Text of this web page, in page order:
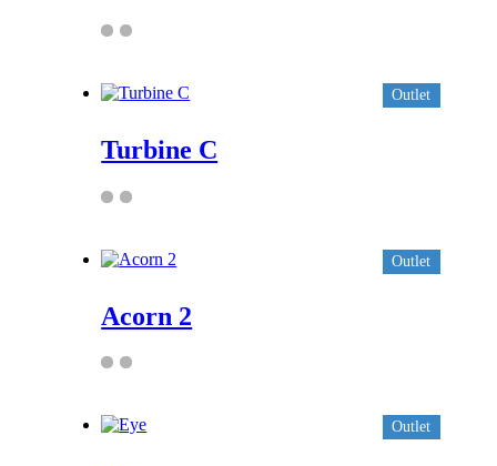
Outlet
Turbine C
Outlet
Acorn 2
Outlet